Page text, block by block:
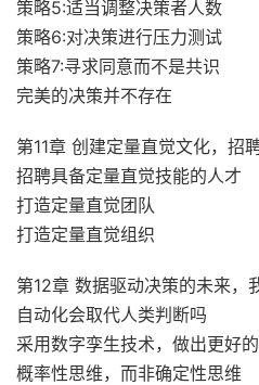
策略5:适当调整决策者人数
策略6:对决策进行压力测试
策略7:寻求同意而不是共识
完美的决策并不存在
第11章 创建定量直觉文化，招
招聘具备定量直觉技能的人才
打造定量直觉团队
打造定量直觉组织
第12章 数据驱动决策的未来，
自动化会取代人类判断吗
采用数字孪生技术，做出更好
概率性思维，而非确定性思维